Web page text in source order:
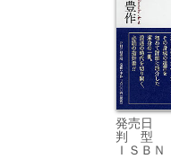
発売日
判 型
ＩＳＢＮ